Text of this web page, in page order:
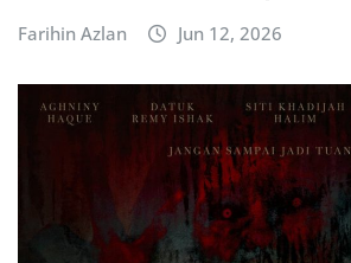
Farihin Azlan Jun 12, 2026